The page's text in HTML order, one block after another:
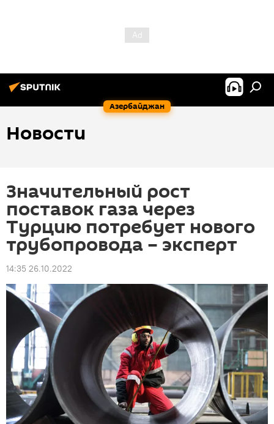
Азербайджан
Новости
Значительный рост
поставок газа через
Турцию потребует нового
трубопровода – эксперт
14:35 26.10.2022